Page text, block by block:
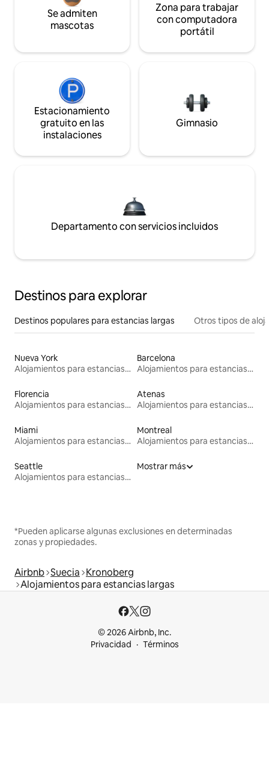
Se admiten
mascotas
Zona para trabajar
con computadora
portátil
Estacionamiento
gratuito en las
instalaciones
Gimnasio
Departamento con servicios incluidos
Destinos para explorar
Destinos populares para estancias largas Otros tipos de
Nueva York
Alojamientos para estancias largas
Barcelona
Alojamientos para estancias largas
Florencia
Alojamientos para estancias largas
Atenas
Alojamientos para estancias largas
Miami
Alojamientos para estancias largas
Montreal
Alojamientos para estancias largas
Seattle
Alojamientos para estancias largas
Mostrar más
*Pueden aplicarse algunas exclusiones en determinadas
zonas y propiedades.
Airbnb Suecia Kronoberg
Alojamientos para estancias largas
© 2026 Airbnb, Inc.
Privacidad
Términos